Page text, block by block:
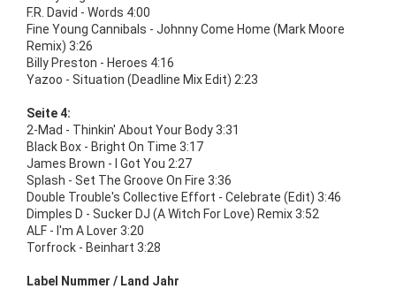
F.R. David - Words 4:00
Fine Young Cannibals - Johnny Come Home (Mark Moore
Remix) 3:26
Billy Preston - Heroes 4:16
Yazoo - Situation (Deadline Mix Edit) 2:23
Seite 4:
2-Mad - Thinkin' About Your Body 3:31
Black Box - Bright On Time 3:17
James Brown - I Got You 2:27
Splash - Set The Groove On Fire 3:36
Double Trouble's Collective Effort - Celebrate (Edit) 3:46
Dimples D - Sucker DJ (A Witch For Love) Remix 3:52
ALF - I'm A Lover 3:20
Torfrock - Beinhart 3:28
Label Nummer / Land Jahr